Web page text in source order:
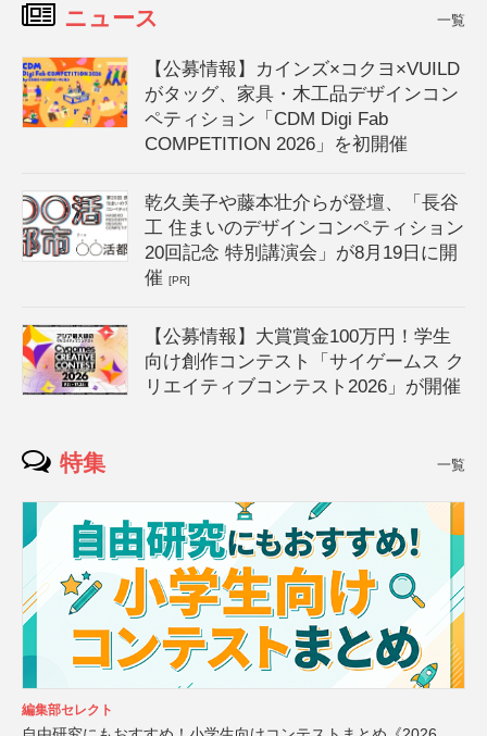
ニュース 一覧
【公募情報】カインズ×コクヨ×VUILD
がタッグ、家具・木工品デザインコン
ペティション「CDM Digi Fab
COMPETITION 2026」を初開催
乾久美子や藤本壮介らが登壇、「長谷
工 住まいのデザインコンペティション
20回記念 特別講演会」が8月19日に開
催[PR]
【公募情報】大賞賞金100万円！学生
向け創作コンテスト「サイゲームス ク
リエイティブコンテスト2026」が開催
特集 一覧
編集部セレクト